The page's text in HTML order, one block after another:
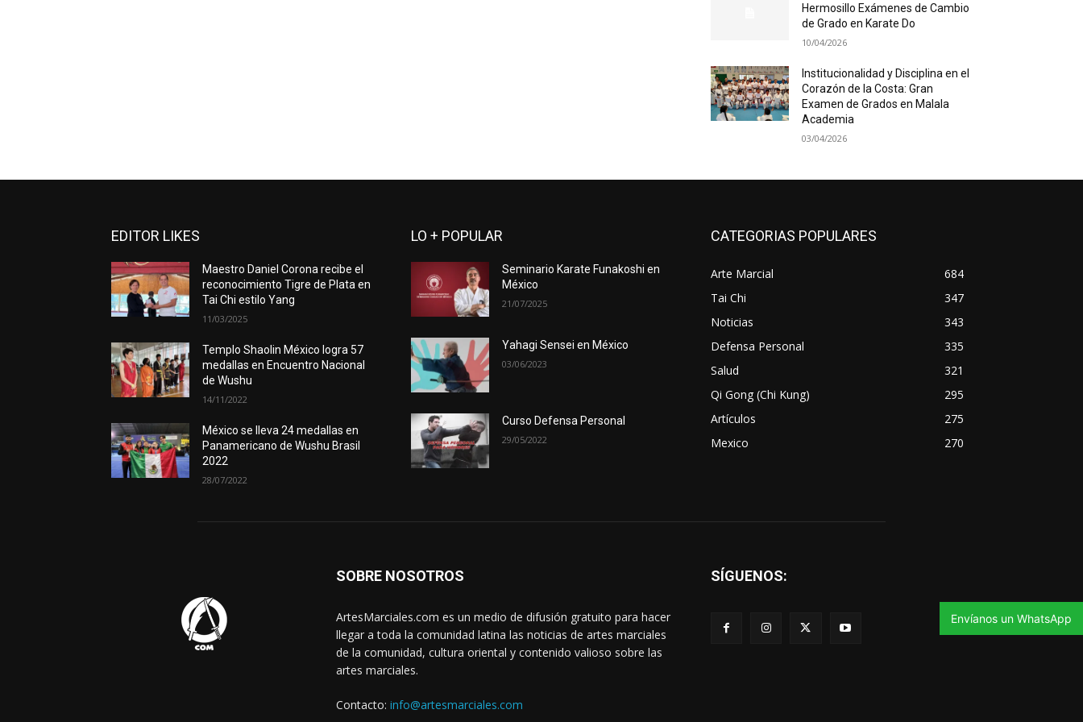
Hermosillo Exámenes de Cambio
de Grado en Karate Do
10/04/2026
Institucionalidad y Disciplina en el
Corazón de la Costa: Gran
Examen de Grados en Malala
Academia
03/04/2026
EDITOR LIKES
Maestro Daniel Corona recibe el
reconocimiento Tigre de Plata en
Tai Chi estilo Yang
11/03/2025
Templo Shaolin México logra 57
medallas en Encuentro Nacional
de Wushu
14/11/2022
México se lleva 24 medallas en
Panamericano de Wushu Brasil
2022
28/07/2022
LO + POPULAR
Seminario Karate Funakoshi en
México
21/07/2025
Yahagi Sensei en México
03/06/2023
Curso Defensa Personal
29/05/2022
CATEGORIAS POPULARES
Arte Marcial
684
Tai Chi
347
Noticias
343
Defensa Personal
335
Salud
321
Qi Gong (Chi Kung)
295
Artículos
275
Mexico
270
SOBRE NOSOTROS
ArtesMarciales.com es un medio de difusión gratuito para hacer
llegar a toda la comunidad latina las noticias de artes marciales
de la comunidad, cultura oriental y contenido valioso sobre las
artes marciales.
Contacto: info@artesmarciales.com
SÍGUENOS:
Envíanos un WhatsApp